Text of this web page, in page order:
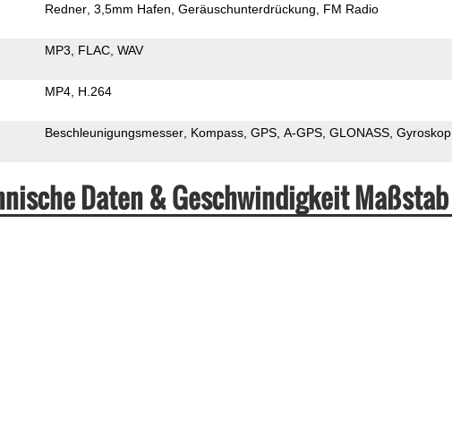
Redner 3,5mm Hafen Geräuschunterdrückung FM Radio
MP3 FLAC WAV
MP4 H.264
Beschleunigungsmesser Kompass GPS A-GPS GLONASS Gyroskop
Daten & Geschwindigkeit Maßstab